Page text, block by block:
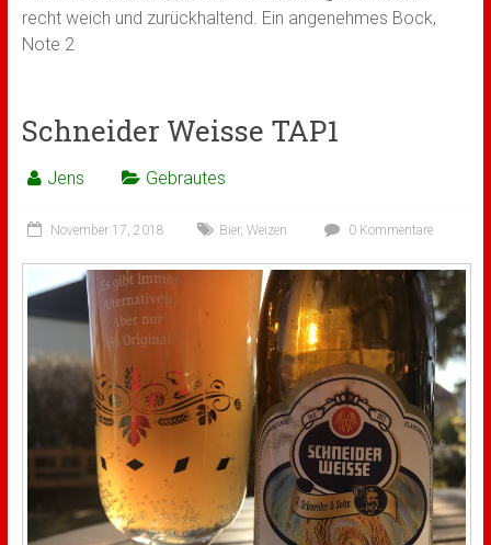
recht weich und zurückhaltend. Ein angenehmes Bock,
Note 2
Schneider Weisse TAP1
Jens Gebrautes
November 17, 2018 Bier, Weizen 0 Kommentare